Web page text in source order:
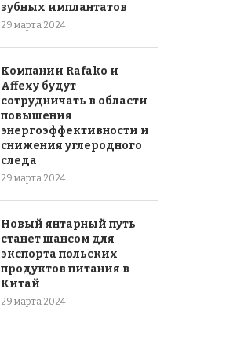
зубных имплантатов
29 марта 2024
Компании Rafako и
Affexy будут
сотрудничать в области
повышения
энергоэффективности и
снижения углеродного
следа
29 марта 2024
Новый янтарный путь
станет шансом для
экспорта польских
продуктов питания в
Китай
29 марта 2024